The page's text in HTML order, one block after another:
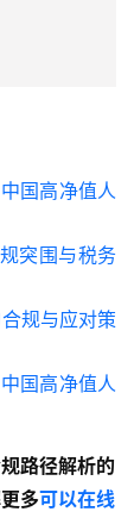
国高净值人
突围与税务
规与应对策
国高净值人
路径解析的
多可以在线